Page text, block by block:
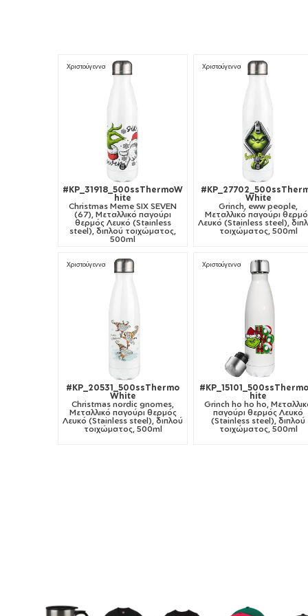
Χριστούγεννα
#KP_31918_500ssThermoW
hite
Christmas Meme SIX SEVEN
(67), Μεταλλικό παγούρι
θερμός Λευκό (Stainless
steel), διπλού τοιχώματος,
500ml
Χριστούγεννα
White
Grinch, eww people,
Μεταλλικό παγούρι
Λευκό (Stainless steel),
τοιχώματος, 500ml
Χριστούγεννα
#KP_20531_500ssThermo
White
Christmas nordic gnomes,
Μεταλλικό παγούρι θερμός
Λευκό (Stainless steel), διπλού
τοιχώματος, 500ml
Χριστούγεννα
hite
Grinch ho ho ho,
παγούρι θερμός Λευκό
(Stainless steel), διπλού
τοιχώματος, 500ml